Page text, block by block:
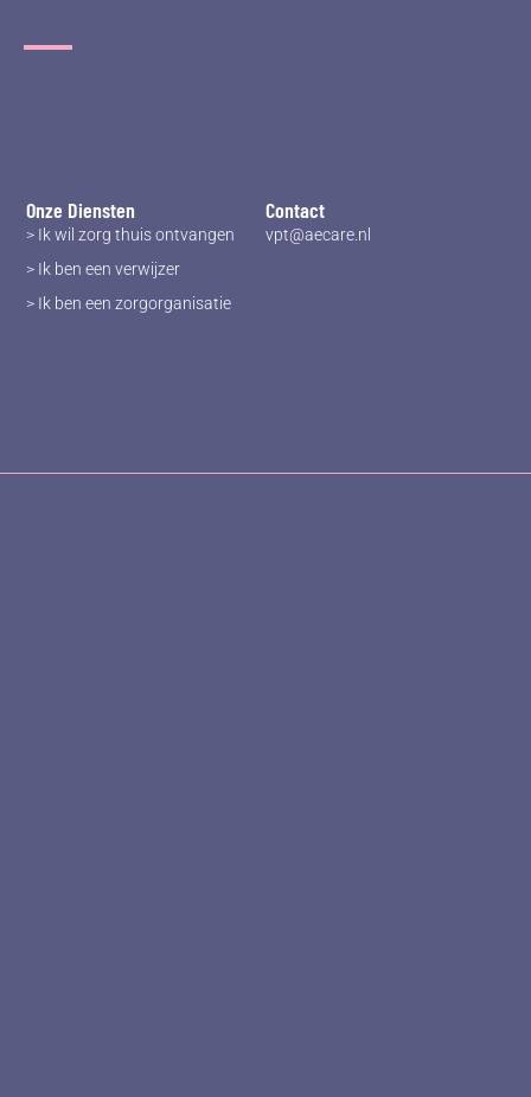
Onze Diensten
> Ik wil zorg thuis ontvangen
> Ik ben een verwijzer
> Ik ben een zorgorganisatie
Contact
vpt@aecare.nl